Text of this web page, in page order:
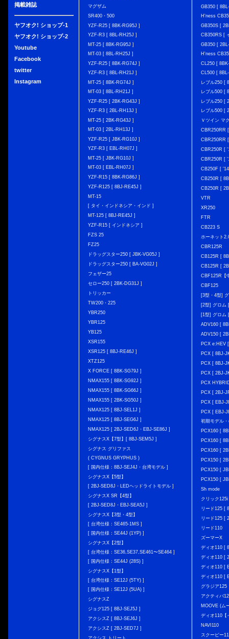
掲載雑誌
ヤフオク! ショップ-1
ヤフオク! ショップ-2
Youtube
Facebook
twitter
Instagram
マグザム
SR400・500
YZF-R25 [ 8BK-RG95J ]
YZF-R3 [ 8BL-RH25J ]
MT-25 [ 8BK-RG95J ]
MT-03 [ 8BL-RH25J ]
YZF-R25 [ 8BK-RG74J ]
YZF-R3 [ 8BL-RH21J ]
MT-25 [ 8BK-RG74J ]
MT-03 [ 8BL-RH21J ]
YZF-R25 [ 2BK-RG43J ]
YZF-R3 [ 2BL-RH13J ]
MT-25 [ 2BK-RG43J ]
MT-03 [ 2BL-RH13J ]
YZF-R25 [ JBK-RG10J ]
YZF-R3 [ EBL-RH07J ]
MT-25 [ JBK-RG10J ]
MT-03 [ EBL-RH07J ]
YZF-R15 [ 8BK-RG86J ]
YZF-R125 [ 8BJ-RE45J ]
MT-15
[ タイ・インドネシア・インド ]
MT-125 [ 8BJ-RE45J ]
YZF-R15 [ インドネシア ]
FZS 25
FZ25
ドラッグスター250 [ JBK-VG05J ]
ドラッグスター250 [ BA-VG02J ]
フェザー25
セロー250 [ 2BK-DG31J ]
トリッカー
TW200・225
YBR250
YBR125
YB125
XSR155
XSR125 [ 8BJ-RE46J ]
XTZ125
X FORCE [ 8BK-SG79J ]
NMAX155 [ 8BK-SG92J ]
NMAX155 [ 8BK-SG66J ]
NMAX155 [ 2BK-SG50J ]
NMAX125 [ 8BJ-SEL1J ]
NMAX125 [ 8BJ-SEG6J ]
NMAX125 [ 2BJ-SED6J・EBJ-SE86J ]
シグナスX【7型】[ 8BJ-SEM5J ]
シグナス グリファス
( CYGNUS GRYPHUS )
[ 国内仕様：8BJ-SEJ4J・台湾モデル ]
シグナスX【5型】
[ 2BJ-SED8J・LEDヘッドライトモデル ]
シグナスX SR【4型】
[ 2BJ-SED8J・EBJ-SEA5J ]
シグナスX【3型・4型】
[ 台湾仕様：SE465-1MS ]
[ 国内仕様：SE44J (1YP) ]
シグナスX【2型】
[ 台湾仕様：SE36,SE37,SE461〜SE464 ]
[ 国内仕様：SE44J (28S) ]
シグナスX【1型】
[ 台湾仕様：SE12J (5TY) ]
[ 国内仕様：SE12J (5UA) ]
シグナスZ
ジョグ125 [ 8BJ-SEJ5J ]
アクシスZ [ 8BJ-SEJ6J ]
アクシスZ [ 2BJ-SED7J ]
アクシス トリート
GB350 [
H'ness
GB350S [
CB350RS [
GB350 [
H'ness
CL250 [
CL500 [
レブル250 [
レブル500 [
レブル250 [
レブル500 [
Ｖツイン マ
CBR250RR
CBR250RR
CBR250R [
CBR250R [
CB250F [
CB250R [
CB250R [
VTR
XR250
FTR
CB223 S
ホーネット
CBR125R
CB125R [
CB125R [
CBF125R【
CBF125
[3型・4型]
[2型] グロム
[1型] グロム
ADV160 [
ADV150 [
PCX e:HEV
PCX [ 8BJ-
PCX [ 8BJ-
PCX [ 2BJ-
PCX
PCX [ 2BJ-
PCX [ EBJ-
PCX [ EBJ-
初期モデル
PCX160 [
PCX160 [
PCX160 [
PCX150 [
PCX150 [
PCX150 [
Sh mode
クリック
リード125 [
リード125 [
リード110
ズーマーX
ディオ110 [
ディオ110 [
ディオ110 [
ディオ110 [
グラジア125
アクティバ
MOOVE (ム
ディオ110【
NAVI110
スクーピー